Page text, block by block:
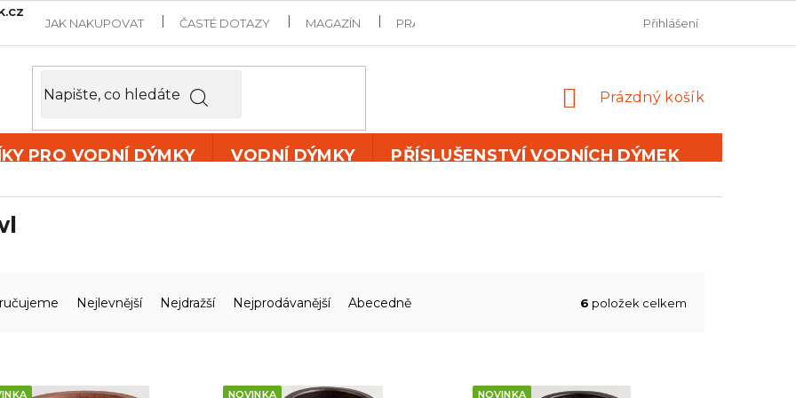
JAK NAKUPOVAT ČASTÉ DOTAZY MAGAZÍN PRAVIDLA SOUTĚŽÍ OBCHODNÍ PODMÍNKY
Přihlášení
NÁKUPNÍ
Prázdný košík
PRO VODNÍ DÝMKY VODNÍ DÝMKY PŘÍSLUŠENSTVÍ VODNÍCH DÝMEK
Nejlevnější Nejdražší Nejprodávanější Abecedně 6 položek celkem
NOVINKA NOVINKA